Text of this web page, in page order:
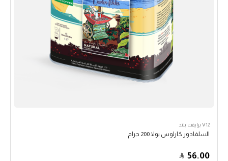
V12 برايفت بلند
السلفادور كارلوس بولا 200 جرام
56.00